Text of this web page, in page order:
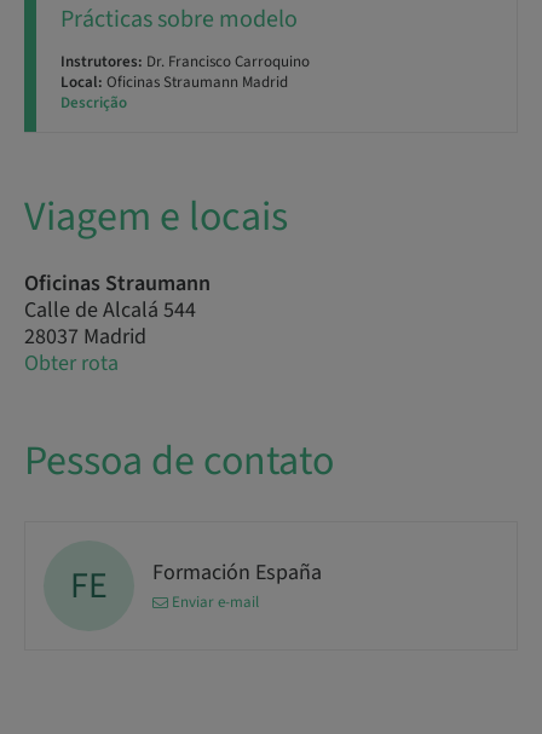
Prácticas sobre modelo
Instrutores: Dr. Francisco Carroquino
Local: Oficinas Straumann Madrid
Descrição
Viagem e locais
Oficinas Straumann
Calle de Alcalá 544
28037 Madrid
Obter rota
Pessoa de contato
FE Formación España
Enviar e-mail